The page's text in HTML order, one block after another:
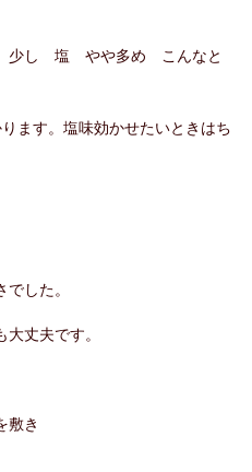
少し 塩 やや多め こんなと
ます。塩味効かせたいときはち
した。
丈夫です。
敷き